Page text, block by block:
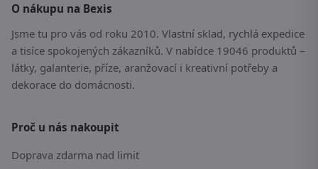
O nákupu na Bexis
Jsme tu pro vás od roku 2010. Vlastní sklad, rychlá expedice
a tisíce spokojených zákazníků. V nabídce 19046 produktů –
látky, galanterie, příze, aranžovací i kreativní potřeby a
dekorace do domácnosti.
Proč u nás nakoupit
Doprava zdarma nad limit